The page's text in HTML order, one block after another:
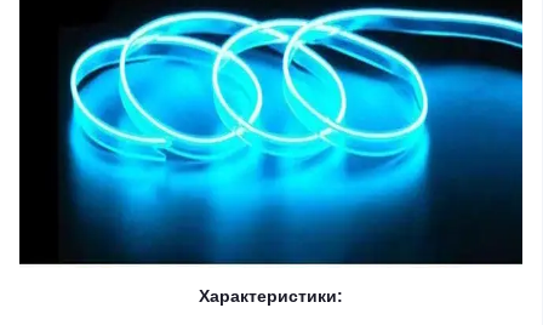
Характеристики: